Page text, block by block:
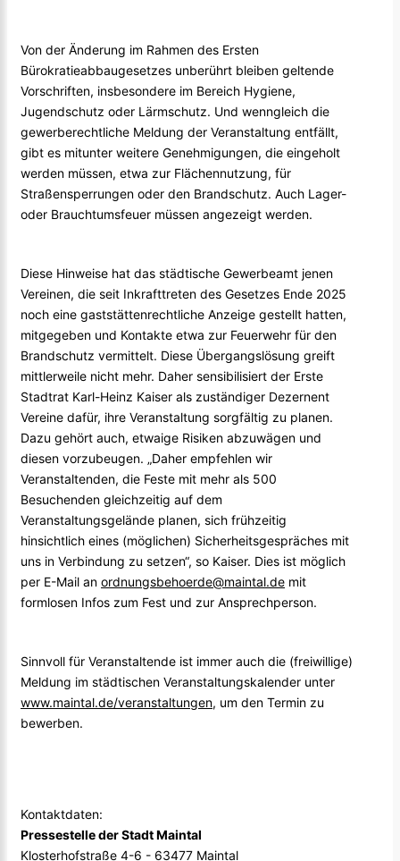
Von der Änderung im Rahmen des Ersten
Bürokratieabbaugesetzes unberührt bleiben geltende
Vorschriften, insbesondere im Bereich Hygiene,
Jugendschutz oder Lärmschutz. Und wenngleich die
gewerberechtliche Meldung der Veranstaltung entfällt,
gibt es mitunter weitere Genehmigungen, die eingeholt
werden müssen, etwa zur Flächennutzung, für
Straßensperrungen oder den Brandschutz. Auch Lager-
oder Brauchtumsfeuer müssen angezeigt werden.
Diese Hinweise hat das städtische Gewerbeamt jenen
Vereinen, die seit Inkrafttreten des Gesetzes Ende 2025
noch eine gaststättenrechtliche Anzeige gestellt hatten,
mitgegeben und Kontakte etwa zur Feuerwehr für den
Brandschutz vermittelt. Diese Übergangslösung greift
mittlerweile nicht mehr. Daher sensibilisiert der Erste
Stadtrat Karl-Heinz Kaiser als zuständiger Dezernent
Vereine dafür, ihre Veranstaltung sorgfältig zu planen.
Dazu gehört auch, etwaige Risiken abzuwägen und
diesen vorzubeugen. „Daher empfehlen wir
Veranstaltenden, die Feste mit mehr als 500
Besuchenden gleichzeitig auf dem
Veranstaltungsgelände planen, sich frühzeitig
hinsichtlich eines (möglichen) Sicherheitsgespräches mit
uns in Verbindung zu setzen“, so Kaiser. Dies ist möglich
per E-Mail an ordnungsbehoerde@maintal.de mit
formlosen Infos zum Fest und zur Ansprechperson.
Sinnvoll für Veranstaltende ist immer auch die (freiwillige)
Meldung im städtischen Veranstaltungskalender unter
www.maintal.de/veranstaltungen, um den Termin zu
bewerben.
Kontaktdaten:
Pressestelle der Stadt Maintal
Klosterhofstraße 4-6 - 63477 Maintal